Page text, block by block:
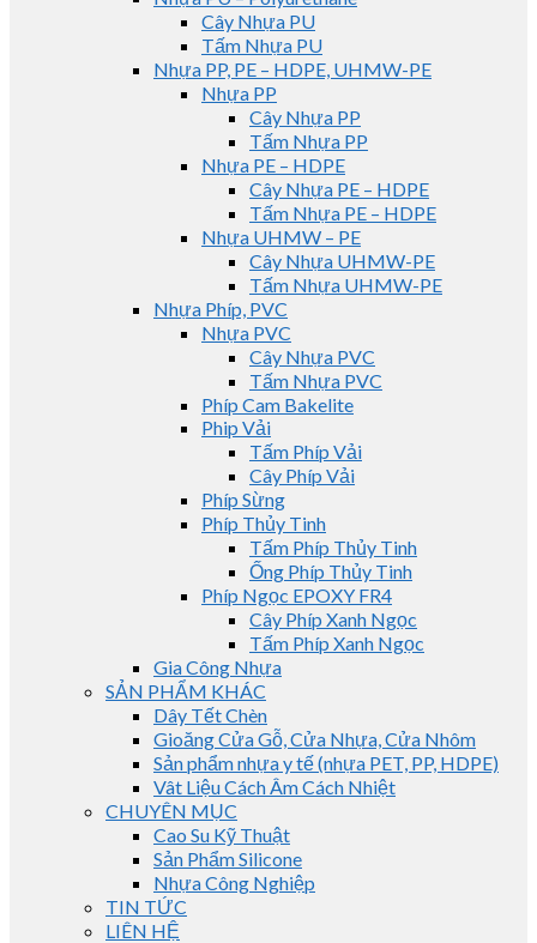
Cây Nhựa PU
Tấm Nhựa PU
Nhựa PP, PE – HDPE, UHMW-PE
Nhựa PP
Cây Nhựa PP
Tấm Nhựa PP
Nhựa PE – HDPE
Cây Nhựa PE – HDPE
Tấm Nhựa PE – HDPE
Nhựa UHMW – PE
Cây Nhựa UHMW-PE
Tấm Nhựa UHMW-PE
Nhựa Phíp, PVC
Nhựa PVC
Cây Nhựa PVC
Tấm Nhựa PVC
Phíp Cam Bakelite
Phip Vải
Tấm Phíp Vải
Cây Phíp Vải
Phíp Sừng
Phíp Thủy Tinh
Tấm Phíp Thủy Tinh
Ống Phíp Thủy Tinh
Phíp Ngọc EPOXY FR4
Cây Phíp Xanh Ngọc
Tấm Phíp Xanh Ngọc
Gia Công Nhựa
SẢN PHẨM KHÁC
Dây Tết Chèn
Gioăng Cửa Gỗ, Cửa Nhựa, Cửa Nhôm
Sản phẩm nhựa y tế (nhựa PET, PP, HDPE)
Vât Liệu Cách Âm Cách Nhiệt
CHUYÊN MỤC
Cao Su Kỹ Thuật
Sản Phẩm Silicone
Nhựa Công Nghiệp
TIN TỨC
LIÊN HỆ